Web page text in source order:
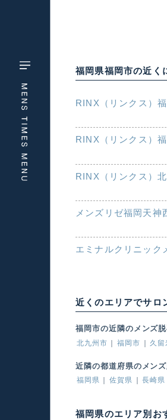
福岡県福岡市の近く
RINX（リンクス）
RINX（リンクス）
RINX（リンクス）
メンズリゼ福岡天神
エミナルクリニック
近くのエリアでサロ
福岡市の近隣のメンズ
北九州市 福岡市 久留
近隣の都道府県のメン
福岡県 佐賀県 長崎県
福岡県のエリア別お